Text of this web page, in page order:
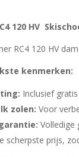
120 HV
RC4 120 HV
kenmerken:
Inclusief
zolen: Voor
Volledige
scherpste prijs,